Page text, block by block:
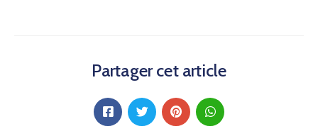
Partager cet article